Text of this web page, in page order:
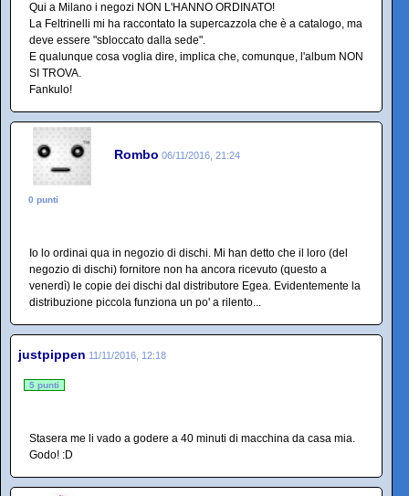
Qui a Milano i negozi NON L'HANNO ORDINATO!
La Feltrinelli mi ha raccontato la supercazzola che è a catalogo, ma
deve essere "sbloccato dalla sede".
E qualunque cosa voglia dire, implica che, comunque, l'album NON
SI TROVA.
Fankulo!
Rombo 06/11/2016, 21:24
0 punti
Io lo ordinai qua in negozio di dischi. Mi han detto che il loro (del
negozio di dischi) fornitore non ha ancora ricevuto (questo a
venerdì) le copie dei dischi dal distributore Egea. Evidentemente la
distribuzione piccola funziona un po' a rilento...
justpippen 11/11/2016, 12:18
5 punti
Stasera me li vado a godere a 40 minuti di macchina da casa mia.
Godo! :D